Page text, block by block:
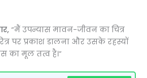
“मैं उपन्यास मावन-जीवन का चित्र
पर प्रकाश डालना और उसके रहस्यों
का मूल तत्व है।”